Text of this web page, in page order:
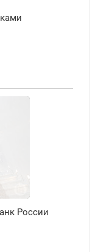
России